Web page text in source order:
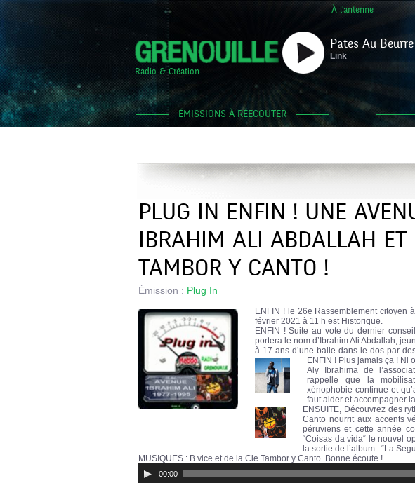
À l'antenne
Radio & Création
Pates Au
Link
ÉMISSIONS À RÉECOUTER
PLUG IN ENFIN ! UNE
IBRAHIM ALI ABDALLAH ET
TAMBOR Y CANTO !
Émission : Plug In
ENFIN ! le 26e Rassemblement citoyen
février 2021 à 11 h est Historique.
ENFIN ! Suite au vote du dernier
portera le nom d’Ibrahim Ali Abdallah,
à 17 ans d’une balle dans le dos par
ENFIN ! Plus jamais ça ! Ni
Aly Ibrahima de
rappelle que la
xénophobie continue et
faut aider et accompagner
ENSUITE, Découvrez des
Canto nourrit aux accents
péruviens et cette année
“Coisas da vida“ le nouvel
la sortie de l’album : “La
MUSIQUES : B.vice et de la Cie Tambor y Canto. Bonne écoute !
audio00:00